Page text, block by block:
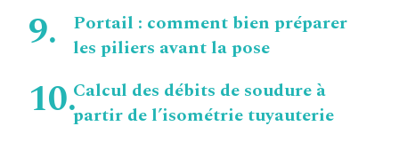
Portail : comment bien préparer
les piliers avant la pose
Calcul des débits de soudure à
partir de l’isométrie tuyauterie